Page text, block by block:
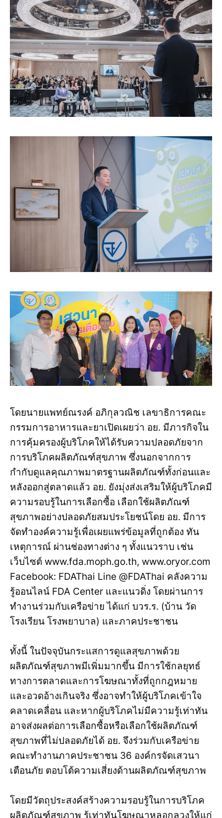
โดยนายแพทย์ณรงค์ อภิกุลวณิช เลขาธิการคณะ
กรรมการอาหารและยาเปิดเผยว่า อย. มีภารกิจใน
การคุ้มครองผู้บริโภคให้ได้รับความปลอดภัยจาก
การบริโภคผลิตภัณฑ์สุขภาพ ซึ่งนอกจากการ
กำกับดูแลคุณภาพมาตรฐานผลิตภัณฑ์ทั้งก่อนและ
หลังออกสู่ตลาดแล้ว อย. ยังมุ่งส่งเสริมให้ผู้บริโภคมี
ความรอบรู้ในการเลือกซื้อ เลือกใช้ผลิตภัณฑ์
สุขภาพอย่างปลอดภัยสมประโยชน์โดย อย. มีการ
จัดทำองค์ความรู้เพื่อเผยแพร่ข้อมูลที่ถูกต้อง ทัน
เหตุการณ์ ผ่านช่องทางต่าง ๆ ทั้งแนวราบ เช่น
เว็บไซต์ www.fda.moph.go.th, www.oryor.com
Facebook: FDAThai Line @FDAThai คลังความ
รู้ออนไลน์ FDA Center และแนวดิ่ง โดยผ่านการ
ทำงานร่วมกับเครือข่าย ได้แก่ บวร.ร. (บ้าน วัด
โรงเรียน โรงพยาบาล) และภาคประชาชน
ทั้งนี้ ในปัจจุบันกระแสการดูแลสุขภาพด้วย
ผลิตภัณฑ์สุขภาพมีเพิ่มมากขึ้น มีการใช้กลยุทธ์
ทางการตลาดและการโฆษณาทั้งที่ถูกกฎหมาย
และอวดอ้างเกินจริง ซึ่งอาจทำให้ผู้บริโภคเข้าใจ
คลาดเคลื่อน และหากผู้บริโภคไม่มีความรู้เท่าทัน
อาจส่งผลต่อการเลือกซื้อหรือเลือกใช้ผลิตภัณฑ์
สุขภาพที่ไม่ปลอดภัยได้ อย. จึงร่วมกับเครือข่าย
คณะทำงานภาคประชาชน 36 องค์กรจัดเสวนา
เตือนภัย ตอบโต้ความเสี่ยงด้านผลิตภัณฑ์สุขภาพ
โดยมีวัตถุประสงค์สร้างความรอบรู้ในการบริโภค
ผลิตภัณฑ์สุขภาพ รู้เท่าทันโฆษณาหลอกลวงให้แก่